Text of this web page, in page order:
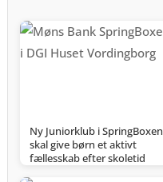
Ny Juniorklub i SpringBoxen
skal give børn et aktivt
fællesskab efter skoletid